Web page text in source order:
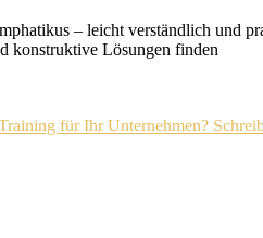
– leicht verständlich und
konstruktive Lösungen finden
für Ihr Unternehmen?